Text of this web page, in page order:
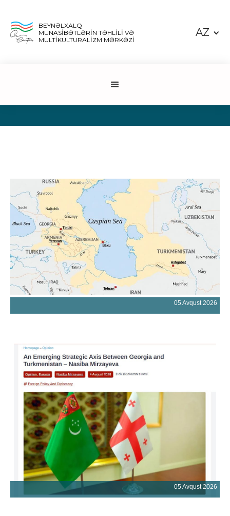
BEYNƏLXALQ
MÜNASİBƏTLƏRİN TƏHLİLİ VƏ
MULTİKULTURALİZM MƏRKƏZİ
AZ
05 Avqust 2026
05 Avqust 2026